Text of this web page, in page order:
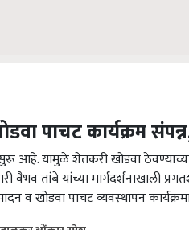
पाचट कार्यक्रम
आहे. यामुळे शेतकरी खोडवा ठेवण्याच्या
वैभव तांबे यांच्या मार्गदर्शनाखाली
व खोडवा पाचट व्यवस्थापन